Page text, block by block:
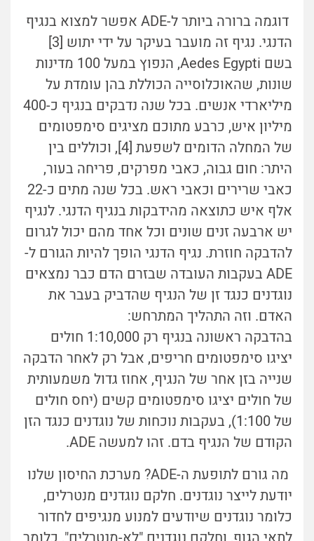
דוגמה ברורה ביותר ל-ADE אפשר למצוא בנגיף
הדנגי. נגיף זה מועבר בעיקר על ידי יתוש [3]
בשם Aedes Egypti, הנפוץ במעל 100 מדינות
שונות, שהאוכלוסייה הכוללת בהן עומדת על
מיליארדי אנשים. בכל שנה נדבקים בנגיף כ-400
מיליון איש, כרבע מתוכם מציגים סימפטומים
של המחלה הדומים לשפעת [4], וכוללים בין
היתר: חום גבוה, כאבי מפרקים, פריחה בעור,
כאבי שרירים וכאבי ראש. בכל שנה מתים כ-22
אלף איש כתוצאה מהידבקות בנגיף הדנגי. לנגיף
יש ארבעה זנים שונים וכל אחד מהם יכול לגרום
להדבקה חוזרת. נגיף הדנגי הופך להיות הגורם ל-
ADE בעקבות העובדה שבזרם הדם כבר נמצאים
נוגדנים כנגד זן של הנגיף שהדביק בעבר את
האדם. וזה התהליך המתרחש:
בהדבקה ראשונה בנגיף רק 1:10,000 חולים
יציגו סימפטומים חריפים, אבל רק לאחר הדבקה
שנייה בזן אחר של הנגיף, אחוז גדול משמעותית
של חולים יציגו סימפטומים קשים (יחס חולים
של 1:100), בעקבות נוכחות של נוגדנים כנגד הזן
הקודם של הנגיף בדם. זהו למעשה ADE.
מה גורם לתופעת ה-ADE? מערכת החיסון שלנו
יודעת לייצר נוגדנים. חלקם נוגדנים מנטרלים,
כלומר נוגדנים שיודעים למנוע מנגיפים לחדור